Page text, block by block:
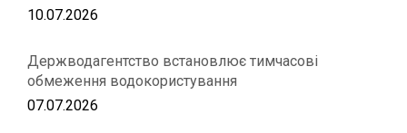
10.07.2026
Держводагентство встановлює тимчасові
обмеження водокористування
07.07.2026